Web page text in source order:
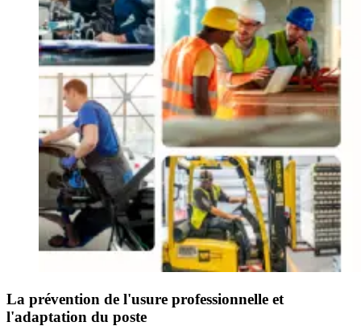
La prévention de l'usure professionnelle et
l'adaptation du poste